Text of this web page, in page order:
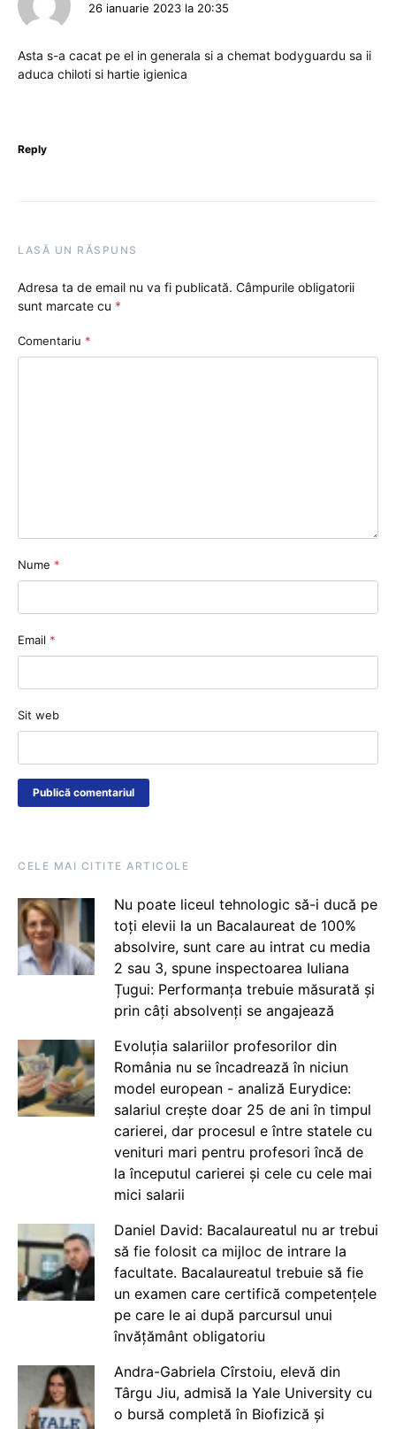
26 ianuarie 2023 la 20:35
Asta s-a cacat pe el in generala si a chemat bodyguardu sa ii
aduca chiloti si hartie igienica
Reply
LASĂ UN RĂSPUNS
Adresa ta de email nu va fi publicată. Câmpurile obligatorii
sunt marcate cu *
Comentariu *
Nume *
Email *
Sit web
CELE MAI CITITE ARTICOLE
Nu poate liceul tehnologic să-i ducă pe
toți elevii la un Bacalaureat de 100%
absolvire, sunt care au intrat cu media
2 sau 3, spune inspectoarea Iuliana
Țugui: Performanța trebuie măsurată și
prin câți absolvenți se angajează
Evoluția salariilor profesorilor din
România nu se încadrează în niciun
model european - analiză Eurydice:
salariul crește doar 25 de ani în timpul
carierei, dar procesul e între statele cu
venituri mari pentru profesori încă de
la începutul carierei și cele cu cele mai
mici salarii
Daniel David: Bacalaureatul nu ar trebui
să fie folosit ca mijloc de intrare la
facultate. Bacalaureatul trebuie să fie
un examen care certifică competențele
pe care le ai după parcursul unui
învățământ obligatoriu
Andra-Gabriela Cîrstoiu, elevă din
Târgu Jiu, admisă la Yale University cu
o bursă completă în Biofizică și